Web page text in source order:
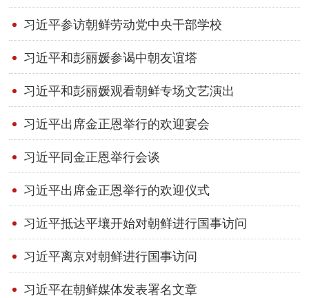
习近平参访朝鲜劳动党中央干部学校
习近平和彭丽媛参谒中朝友谊塔
习近平和彭丽媛观看朝鲜专场文艺演出
习近平出席金正恩举行的欢迎宴会
习近平同金正恩举行会谈
习近平出席金正恩举行的欢迎仪式
习近平抵达平壤开始对朝鲜进行国事访问
习近平离京对朝鲜进行国事访问
习近平在朝鲜媒体发表署名文章